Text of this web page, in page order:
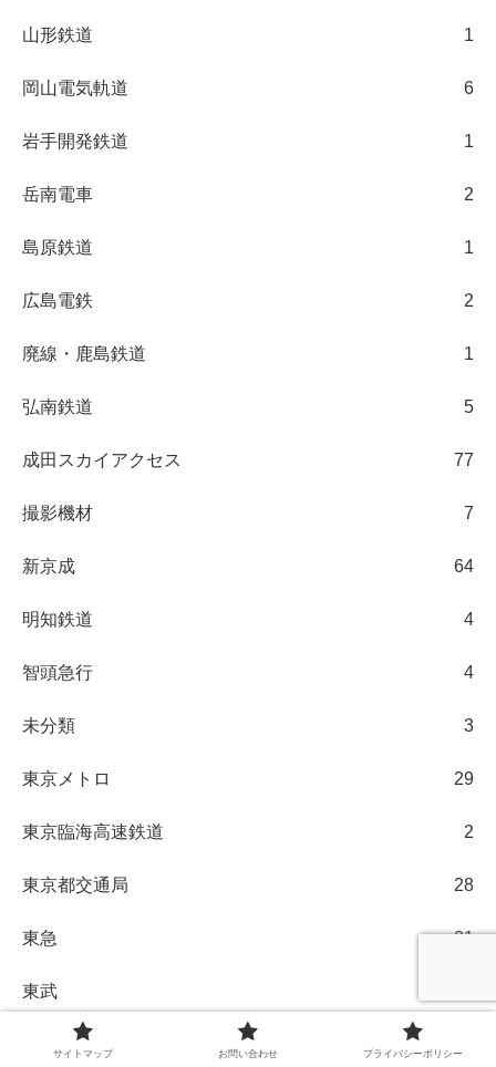
山形鉄道 1
岡山電気軌道 6
岩手開発鉄道 1
岳南電車 2
島原鉄道 1
広島電鉄 2
廃線・鹿島鉄道 1
弘南鉄道 5
成田スカイアクセス 77
撮影機材 7
新京成 64
明知鉄道 4
智頭急行 4
未分類 3
東京メトロ 29
東京臨海高速鉄道 2
東京都交通局 28
東急 21
東武
東葉高速鉄道
サイトマップ お問い合わせ プライバシーポリシー